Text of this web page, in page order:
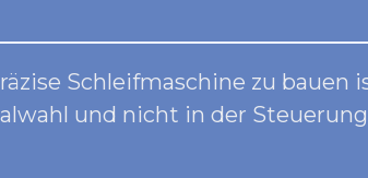
Schleifmaschine zu bauen
und nicht in der